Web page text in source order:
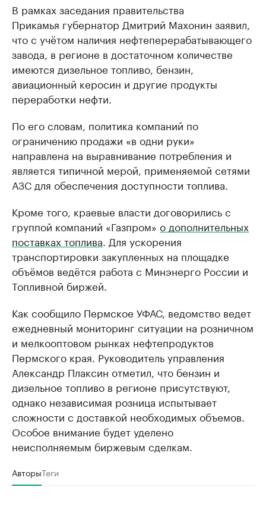
В рамках заседания правительства
Прикамья губернатор Дмитрий Махонин заявил,
что с учётом наличия нефтеперерабатывающего
завода, в регионе в достаточном количестве
имеются дизельное топливо, бензин,
авиационный керосин и другие продукты
переработки нефти.
По его словам, политика компаний по
ограничению продажи «в одни руки»
направлена на выравнивание потребления и
является типичной мерой, применяемой сетями
АЗС для обеспечения доступности топлива.
Кроме того, краевые власти договорились с
группой компаний «Газпром» о дополнительных
поставках топлива . Для ускорения
транспортировки закупленных на площадке
объёмов ведётся работа с Минэнерго России и
Топливной биржей.
Как сообщило Пермское УФАС, ведомство ведет
ежедневный мониторинг ситуации на розничном
и мелкооптовом рынках нефтепродуктов
Пермского края. Руководитель управления
Александр Плаксин отметил, что бензин и
дизельное топливо в регионе присутствуют,
однако независимая розница испытывает
сложности с доставкой необходимых объемов.
Особое внимание будет уделено
неисполняемым биржевым сделкам.
АвторыТеги